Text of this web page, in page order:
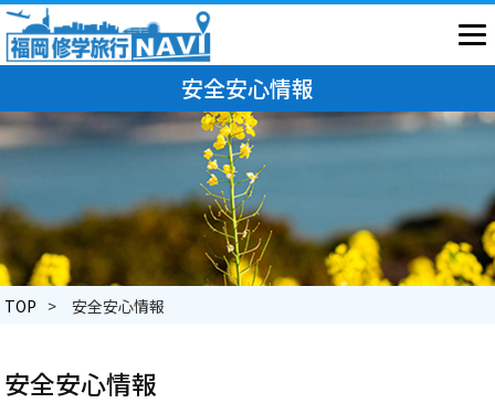
安全安心情報
TOP 安全安心情報
安全安心情報